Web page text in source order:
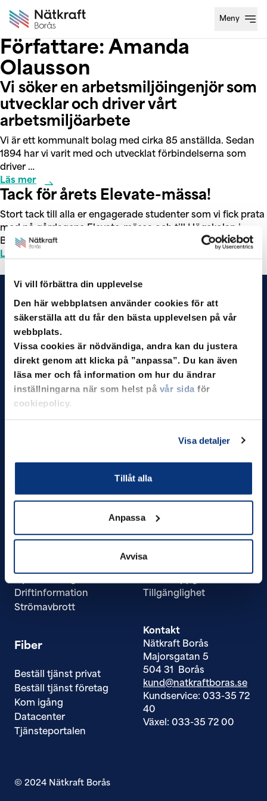
Vi vill förbättra din upplevelse
Den här webbplatsen använder cookies för att
säkerställa att du får den bästa upplevelsen på vår
webbplats.
Vissa cookies är nödvändiga, andra kan du justera
direkt genom att klicka på ”anpassa”. Du kan även
läsa mer och få information om hur du ändrar
inställningarna när som helst på vår sida för
cookiepolicy.
Visa detaljer
Tillåt alla
Anpassa
Avvisa
Meny
Författare: Amanda
Olausson
Vi söker en arbetsmiljöingenjör som
utvecklar och driver vårt
arbetsmiljöarbete
Vi är ett kommunalt bolag med cirka 85 anställda. Sedan
1894 har vi varit med och utvecklat förbindelserna som
driver …
Läs mer
Tack för årets Elevate-mässa!
Stort tack till alla er engagerade studenter som vi fick prata
med på gårdagens Elevate-mässa och till Högskolan i
Borås …
Läs mer
Vi ger Borås trygg tillgång till ​kraft, kommunikation
och tjänster, som skapar möjligheter och förenklar
livet för alla som lever och verkar här. På så sätt ger
vi vår stad kraft att växa in i framtiden.
Om elnätsavtal
Driftinformation
Strömavbrott
Fiber
Beställ tjänst privat
Beställ tjänst företag
Kom igång
Datacenter
Tjänsteportalen
Nätkraft Borås
Tillgänglighet
Kontakt
Nätkraft Borås
Majorsgatan 5
504 31 Borås
kund@natkraftboras.se
Kundservice: 033-35 72
40
Växel: 033-35 72 00
© 2024 Nätkraft Borås